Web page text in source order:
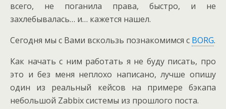
всего, не поганила права, быстро, и не
захлебывалась… и… кажется нашел.
Сегодня мы с Вами вскользь познакомимся с BORG.
Как начать с ним работать я не буду писать, про
это и без меня неплохо написано, лучше опишу
один из реальный кейсов на примере бэкапа
небольшой Zabbix системы из прошлого поста.